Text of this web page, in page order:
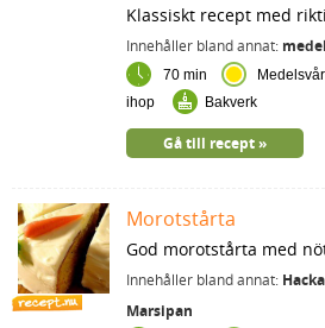
Klassiskt recept med
Innehåller bland annat:
70 min Medelsvår
ihop
Bakverk
Gå till recept
Morotstårta
God morotstårta med
Innehåller bland annat:
Marsipan